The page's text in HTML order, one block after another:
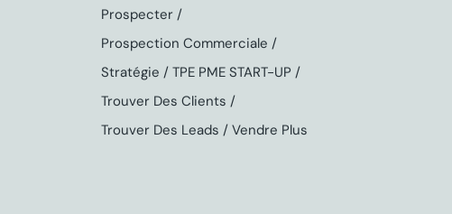
Prospecter
Prospection Commerciale
Stratégie
TPE PME START-UP
Trouver Des Clients
Trouver Des Leads
Vendre Plus